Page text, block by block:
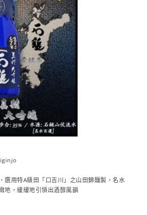
選用特A級田「口吉川」之山田錦釀製，名水
地，緩緩地引領出酒醇風韻